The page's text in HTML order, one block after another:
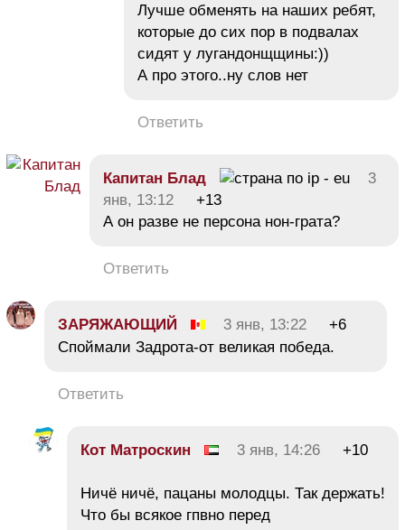
Лучше обменять на наших ребят,
которые до сих пор в подвалах
сидят у лугандонщщины:))
А про этого..ну слов нет
Ответить
Капитан Блад
3
янв, 13:12
+13
А он разве не персона нон-грата?
Ответить
ЗАРЯЖАЮЩИЙ 3 янв, 13:22
+6
Споймали Задрота-от великая победа.
Ответить
Кот Матроскин 3 янв, 14:26 +10
Ничё ничё, пацаны молодцы. Так держать!
Что бы всякое гпвно перед